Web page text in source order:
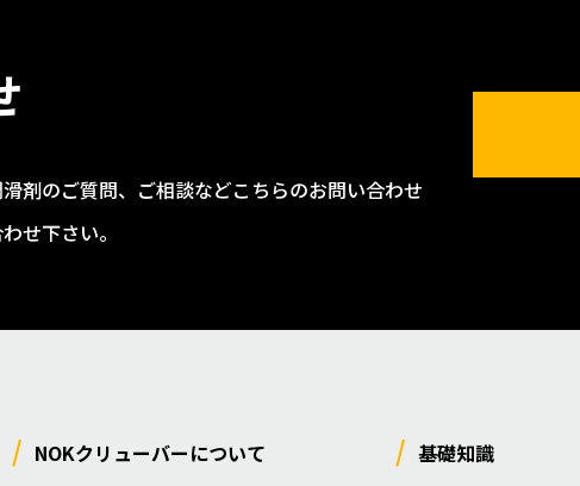
剤のご質問、ご相談などこちらのお問い合わせ
せ下さい。
NOKクリューバーについて 基礎知識